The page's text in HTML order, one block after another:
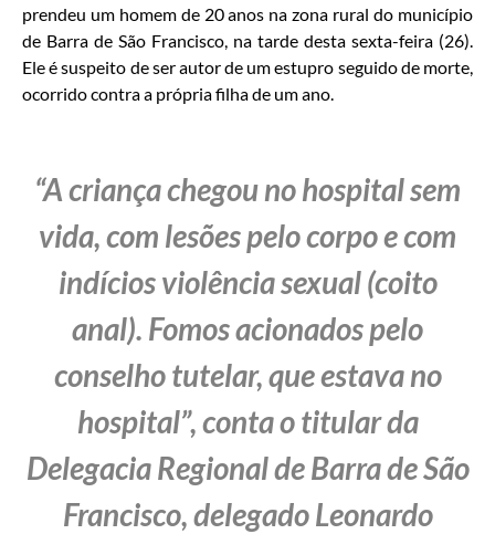
prendeu um homem de 20 anos na zona rural do município
de Barra de São Francisco, na tarde desta sexta-feira (26).
Ele é suspeito de ser autor de um estupro seguido de morte,
ocorrido contra a própria filha de um ano.
“A criança chegou no hospital sem
vida, com lesões pelo corpo e com
indícios violência sexual (coito
anal). Fomos acionados pelo
conselho tutelar, que estava no
hospital”, conta o titular da
Delegacia Regional de Barra de São
Francisco, delegado Leonardo